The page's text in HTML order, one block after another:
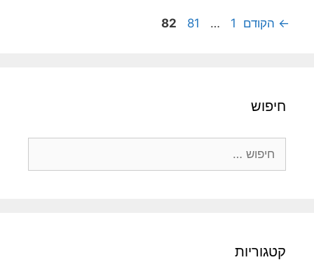
← הקודם עמוד
1
… עמוד
81 עמוד
82
חיפוש
קטגוריות